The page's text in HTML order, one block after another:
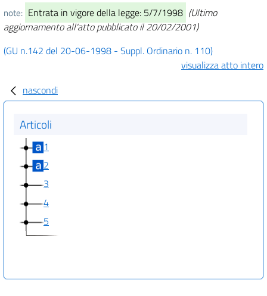
note: Entrata in vigore della legge: 5/7/1998 (Ultimo
aggiornamento all'atto pubblicato il 20/02/2001)
(GU n.142 del 20-06-1998 - Suppl. Ordinario n. 110)
visualizza atto intero
nascondi
Articoli
1
2
3
4
5